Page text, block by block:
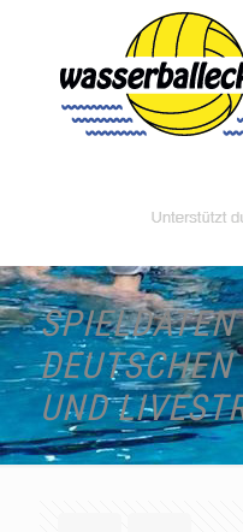
SPIELDATEN
UND